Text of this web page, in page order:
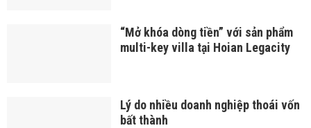
“Mở khóa dòng tiền” với sản phẩm
multi-key villa tại Hoian Legacity
Lý do nhiều doanh nghiệp thoái vốn
bất thành